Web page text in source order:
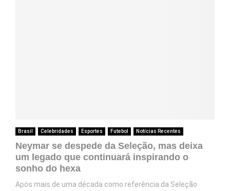
Brasil Celebridades Esportes Futebol Notícias Recentes
Neymar se despede da Seleção, mas deixa
um legado que continuará inspirando o
sonho do hexa
Após mais de uma década como referência da Seleção